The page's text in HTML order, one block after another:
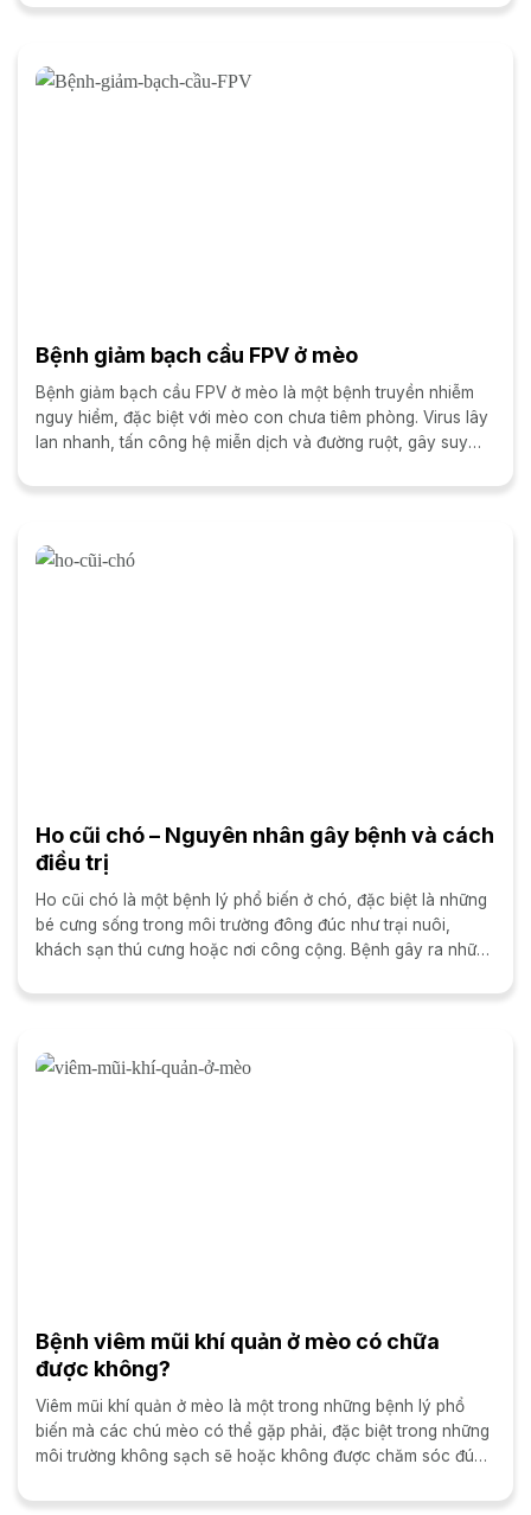
Bệnh giảm bạch cầu FPV ở mèo
Bệnh giảm bạch cầu FPV ở mèo là một bệnh truyền nhiễm
nguy hiểm, đặc biệt với mèo con chưa tiêm phòng. Virus lây
lan nhanh, tấn công hệ miễn dịch và đường ruột, gây suy
Ho cũi chó – Nguyên nhân gây bệnh và cách
điều trị
Ho cũi chó là một bệnh lý phổ biến ở chó, đặc biệt là những
bé cưng sống trong môi trường đông đúc như trại nuôi,
khách sạn thú cưng hoặc nơi công cộng. Bệnh gây ra những
Bệnh viêm mũi khí quản ở mèo có chữa
được không?
Viêm mũi khí quản ở mèo là một trong những bệnh lý phổ
biến mà các chú mèo có thể gặp phải, đặc biệt trong những
môi trường không sạch sẽ hoặc không được chăm sóc đúng